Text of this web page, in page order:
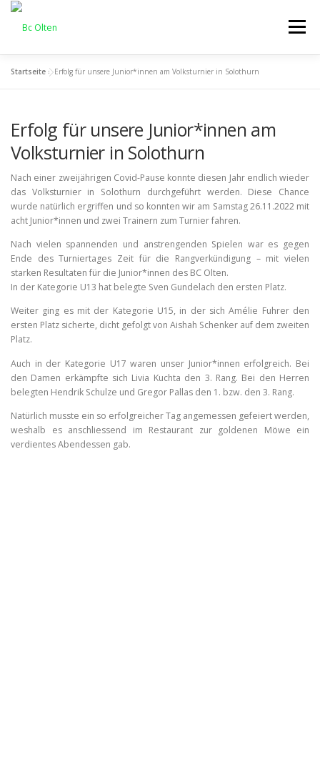
Zum
springen
Menü
OLTNER CUP KONTAKT
Startseite »Erfolg für unsere Junior*innen am Volksturnier in Solothurn
Erfolg für unsere Junior*innen am
Volksturnier in Solothurn
Nach einer zweijährigen Covid-Pause konnte diesen Jahr endlich wieder
das Volksturnier in Solothurn durchgeführt werden. Diese Chance
wurde natürlich ergriffen und so konnten wir am Samstag 26.11.2022 mit
acht Junior*innen und zwei Trainern zum Turnier fahren.
Nach vielen spannenden und anstrengenden Spielen war es gegen
Ende des Turniertages Zeit für die Rangverkündigung – mit vielen
starken Resultaten für die Junior*innen des BC Olten.
In der Kategorie U13 hat belegte Sven Gundelach den ersten Platz.
Weiter ging es mit der Kategorie U15, in der sich Amélie Fuhrer den
ersten Platz sicherte, dicht gefolgt von Aishah Schenker auf dem zweiten
Platz.
Auch in der Kategorie U17 waren unser Junior*innen erfolgreich. Bei
den Damen erkämpfte sich Livia Kuchta den 3. Rang. Bei den Herren
belegten Hendrik Schulze und Gregor Pallas den 1. bzw. den 3. Rang.
Natürlich musste ein so erfolgreicher Tag angemessen gefeiert werden,
weshalb es anschliessend im Restaurant zur goldenen Möwe ein
verdientes Abendessen gab.